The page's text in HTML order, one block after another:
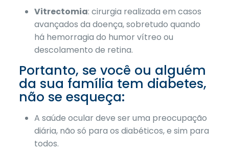
Vitrectomia: cirurgia realizada em casos
avançados da doença, sobretudo quando
há hemorragia do humor vítreo ou
descolamento de retina.
Portanto, se você ou alguém
da sua família tem diabetes,
não se esqueça:
A saúde ocular deve ser uma preocupação
diária, não só para os diabéticos, e sim para
todos.